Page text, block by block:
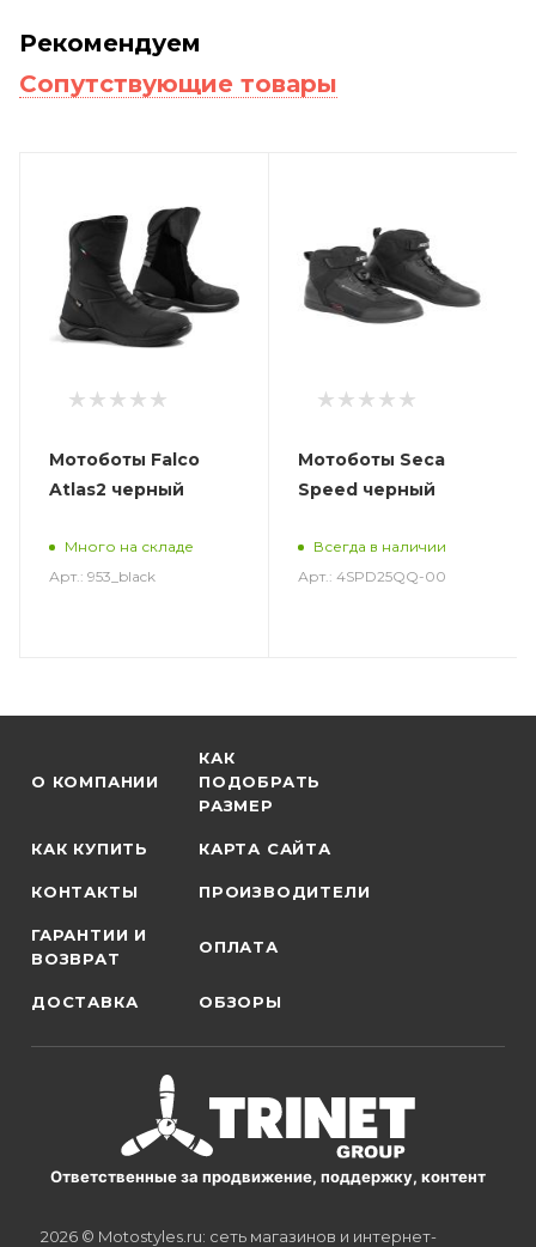
Рекомендуем
Сопутствующие товары
Мотоботы Falco
Atlas2 черный
Много на складе
Арт.: 953_black
Мотоботы Seca
Speed черный
Всегда в наличии
Арт.: 4SPD25QQ-00
О КОМПАНИИ
КАК
ПОДОБРАТЬ
РАЗМЕР
КАК КУПИТЬ КАРТА САЙТА
КОНТАКТЫ ПРОИЗВОДИТЕЛИ
ГАРАНТИИ И
ВОЗВРАТ
ОПЛАТА
ДОСТАВКА ОБЗОРЫ
Ответственные за продвижение, поддержку, контент
2026 © Motostyles.ru: сеть магазинов и интернет-